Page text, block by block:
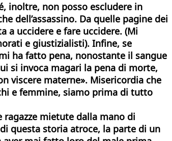
inoltre, non posso escludere in
dell’assassino. Da quelle pagine dei
a uccidere e fare uccidere. (Mi
e giustizialisti). Infine, se
ha fatto pena, nonostante il sangue
si invoca magari la pena di morte,
viscere materne». Misericordia che
e femmine, siamo prima di tutto
mietute dalla mano di
questa storia atroce, la parte di un